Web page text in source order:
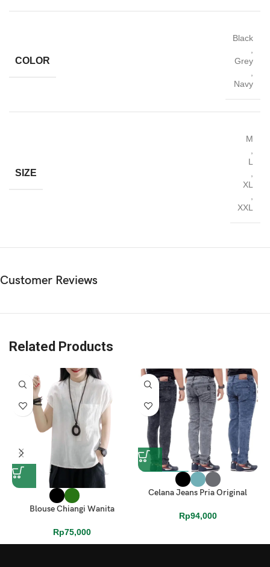
: Panjang = 50cm
COLOR
Black
,
Grey
,
Navy
SIZE
M
,
L
,
XL
,
XXL
Customer Reviews
Related Products
Blouse Chiangi Wanita
Rp75,000
Celana Jeans Pria Original
Rp94,000